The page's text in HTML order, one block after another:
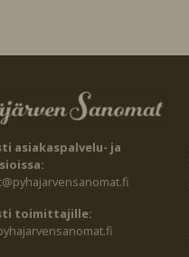
asiakaspalvelu- ja
toimittajille: